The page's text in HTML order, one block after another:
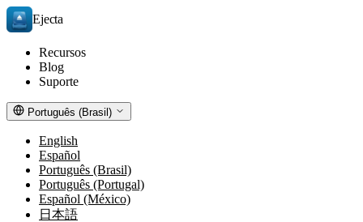
Ejecta
Recursos
Blog
Suporte
Português (Brasil)
English
Español
Português (Brasil)
Português (Portugal)
Español (México)
日本語